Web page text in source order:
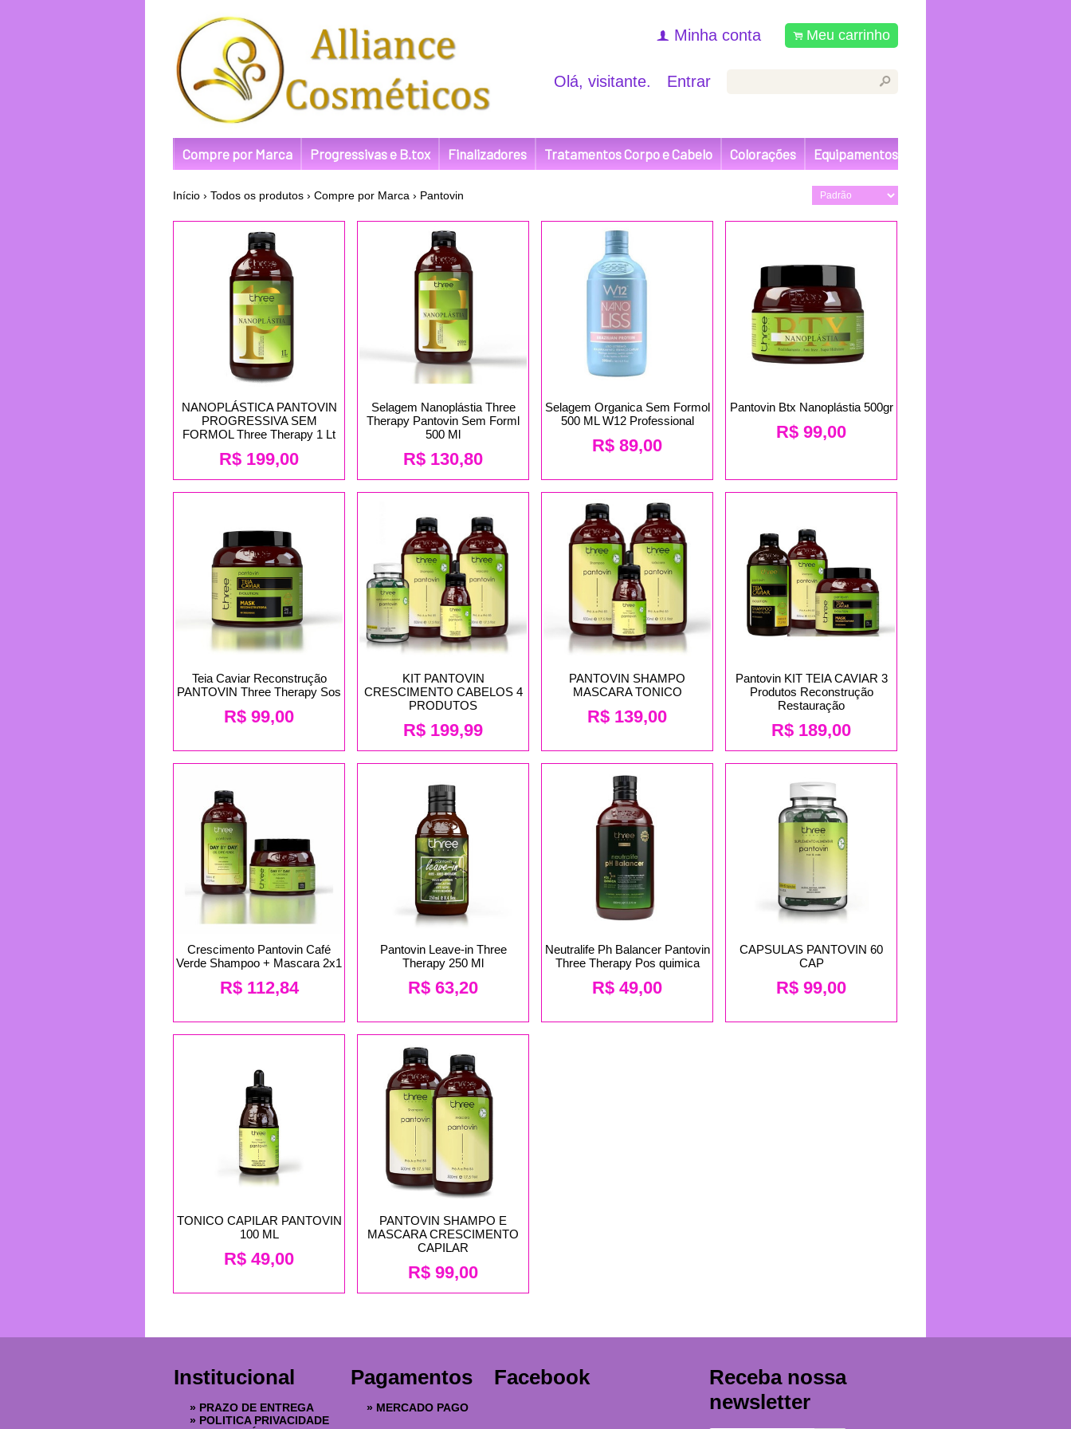
f Minha conta . Meu carrinho
Olá, visitante. Entrar s
Compre por Marca Progressivas e B.tox Finalizadores Tratamentos Corpo e Cabelo Colorações Equipamentos
Início › Todos os produtos › Compre por Marca › Pantovin
NANOPLÁSTICA PANTOVIN
PROGRESSIVA SEM
FORMOL Three Therapy 1 Lt
R$ 199,00
Selagem Nanoplástia Three
Therapy Pantovin Sem Forml
500 Ml
R$ 130,80
Selagem Organica Sem Formol
500 ML W12 Professional
R$ 89,00
Pantovin Btx Nanoplástia 500gr
R$ 99,00
Teia Caviar Reconstrução
PANTOVIN Three Therapy Sos
R$ 99,00
KIT PANTOVIN
CRESCIMENTO CABELOS 4
PRODUTOS
R$ 199,99
PANTOVIN SHAMPO
MASCARA TONICO
R$ 139,00
Pantovin KIT TEIA CAVIAR 3
Produtos Reconstrução
Restauração
R$ 189,00
Crescimento Pantovin Café
Verde Shampoo + Mascara 2x1
R$ 112,84
Pantovin Leave-in Three
Therapy 250 Ml
R$ 63,20
Neutralife Ph Balancer Pantovin
Three Therapy Pos quimica
R$ 49,00
CAPSULAS PANTOVIN 60
CAP
R$ 99,00
TONICO CAPILAR PANTOVIN
100 ML
R$ 49,00
PANTOVIN SHAMPO E
MASCARA CRESCIMENTO
CAPILAR
R$ 99,00
Institucional
» PRAZO DE ENTREGA
» POLITICA PRIVACIDADE
Pagamentos
» MERCADO PAGO
Facebook
Receba nossa
newsletter